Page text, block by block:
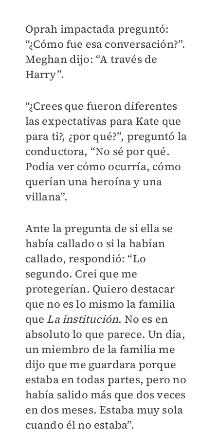
Oprah impactada preguntó:
“¿Cómo fue esa conversación?”.
Meghan dijo: “A través de
Harry”.
“¿Crees que fueron diferentes
las expectativas para Kate que
para ti?, ¿por qué?”, preguntó la
conductora, “No sé por qué.
Podía ver cómo ocurría, cómo
querían una heroína y una
villana”.
Ante la pregunta de si ella se
había callado o si la habían
callado, respondió: “Lo
segundo. Creí que me
protegerían. Quiero destacar
que no es lo mismo la familia
que La institución. No es en
absoluto lo que parece. Un día,
un miembro de la familia me
dijo que me guardara porque
estaba en todas partes, pero no
había salido más que dos veces
en dos meses. Estaba muy sola
cuando él no estaba”.